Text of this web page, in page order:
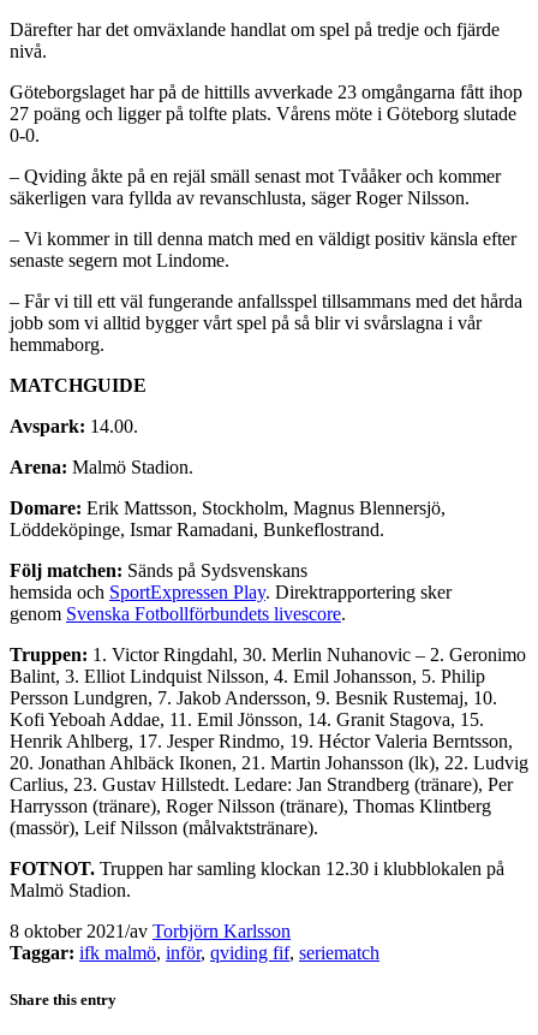
Därefter har det omväxlande handlat om spel på tredje och fjärde
nivå.
Göteborgslaget har på de hittills avverkade 23 omgångarna fått ihop
27 poäng och ligger på tolfte plats. Vårens möte i Göteborg slutade
0-0.
– Qviding åkte på en rejäl smäll senast mot Tvååker och kommer
säkerligen vara fyllda av revanschlusta, säger Roger Nilsson.
– Vi kommer in till denna match med en väldigt positiv känsla efter
senaste segern mot Lindome.
– Får vi till ett väl fungerande anfallsspel tillsammans med det hårda
jobb som vi alltid bygger vårt spel på så blir vi svårslagna i vår
hemmaborg.
MATCHGUIDE
Avspark: 14.00.
Arena: Malmö Stadion.
Domare: Erik Mattsson, Stockholm, Magnus Blennersjö,
Löddeköpinge, Ismar Ramadani, Bunkeflostrand.
Följ matchen: Sänds på Sydsvenskans
hemsida och SportExpressen Play. Direktrapportering sker
genom Svenska Fotbollförbundets livescore.
Truppen: 1. Victor Ringdahl, 30. Merlin Nuhanovic – 2. Geronimo
Balint, 3. Elliot Lindquist Nilsson, 4. Emil Johansson, 5. Philip
Persson Lundgren, 7. Jakob Andersson, 9. Besnik Rustemaj, 10.
Kofi Yeboah Addae, 11. Emil Jönsson, 14. Granit Stagova, 15.
Henrik Ahlberg, 17. Jesper Rindmo, 19. Héctor Valeria Berntsson,
20. Jonathan Ahlbäck Ikonen, 21. Martin Johansson (lk), 22. Ludvig
Carlius, 23. Gustav Hillstedt. Ledare: Jan Strandberg (tränare), Per
Harrysson (tränare), Roger Nilsson (tränare), Thomas Klintberg
(massör), Leif Nilsson (målvaktstränare).
FOTNOT. Truppen har samling klockan 12.30 i klubblokalen på
Malmö Stadion.
8 oktober 2021/av Torbjörn Karlsson
Taggar: ifk malmö, inför, qviding fif, seriematch
Share this entry